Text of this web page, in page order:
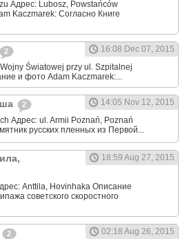
Адрес: Lubosz, Powstańców
Kaczmarek: Согласно Книге
2
16:08 Dec 07, 2015
Światowej przy ul. Szpitalnej
и фото Adam Kaczmarek:...
2
14:05 Nov 12, 2015
Адрес: ul. Armii Poznań, Poznań
русских пленных из Первой...
18:59 Aug 27, 2015
Anttila, Hovinhaka Описание
советского скоростного
2
02:18 Aug 26, 2015